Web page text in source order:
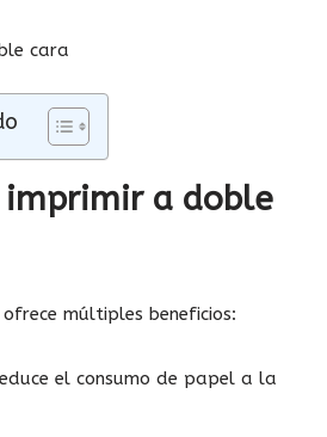
imprimir a doble
ofrece múltiples beneficios:
el consumo de papel a la